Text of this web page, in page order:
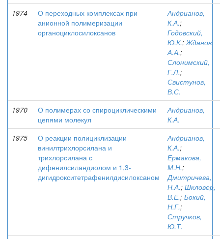
1974
О переходных комплексах при
анионной полимеризации
органоциклосилоксанов
Андрианов,
К.А.;
Годовский,
Ю.К.;Жданов,
А.А.;
Слонимский,
Г.Л.;
Свистунов,
В.С.
1970
О полимерах со спироциклическими
цепями молекул
Андрианов,
К.А.
1975
О реакции полициклизации
винилтрихлорсилана и
трихлорсилана с
дифенилсиландиолом и 1,3-
дигидрокситетрафенилдисилоксаном
Андрианов,
К.А.;
Ермакова,
М.Н.;
Дмитричева,
Н.А.; Шкловер,
В.Е.; Бокий,
Н.Г.;
Стручков,
Ю.Т.